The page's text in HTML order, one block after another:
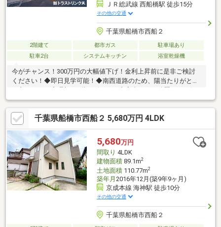
ＪＲ総武線 西船橋駅 徒歩15分
その他の交通
千葉県船橋市西船２
2階建て 都市ガス
駐車場あり
駐車2台
システムキッチン 浴室乾燥機
今がチャンス！300万円の大幅値下げ！金利上昇前に是非ご検討
ください！◆即日見学可能！◆南西道路のため、陽当たりがとて
宅ローン、既存のお借入のおまとめなどお任せください！見学予
約ボタン若しくは03-5875-2435までお気軽にご連絡ください。
千葉県船橋市西船２ 5,680万円 4LDK
5,680万円
間取り 4LDK
建物面積89.1m2
土地面積110.77m2
築年月 2016年12月(築9年9ヶ月)
京成本線 海神駅 徒歩10分
その他の交通
千葉県船橋市西船２